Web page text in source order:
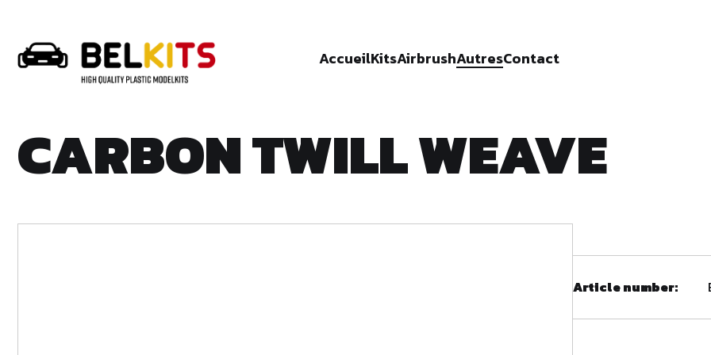
AccueilKitsAirbrushAutresContact
CARBON TWILL WEAVE
Article number: